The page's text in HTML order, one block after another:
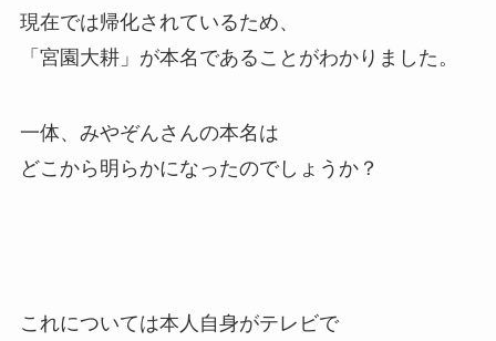
現在では帰化されているため、
「宮園大耕」が本名であることがわかりました。
一体、みやぞんさんの本名は
どこから明らかになったのでしょうか？
これについては本人自身がテレビで